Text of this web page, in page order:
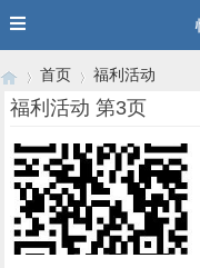
›
首页
›
福利活动
福利活动 第3页